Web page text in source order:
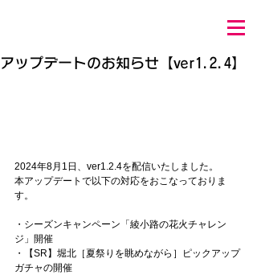
アップデートのお知らせ【ver1.2.4】
2024年8月1日、ver1.2.4を配信いたしました。
本アップデートで以下の対応をおこなっておりま
す。
・シーズンキャンペーン「綾小路の花火チャレン
ジ」開催
・【SR】堀北［夏祭りを眺めながら］ピックアップ
ガチャの開催